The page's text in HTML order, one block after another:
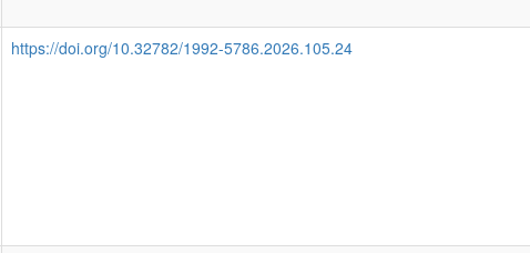
https://doi.org/10.32782/1992-5786.2026.105.24